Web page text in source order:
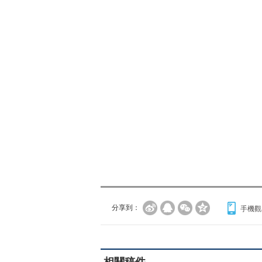
分享到： 手機